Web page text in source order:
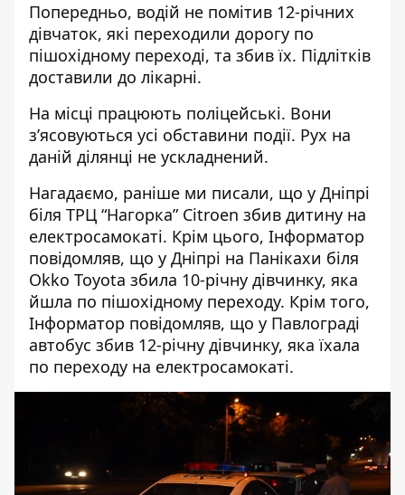
Попередньо, водій не помітив 12-річних
дівчаток, які переходили дорогу по
пішохідному переході, та збив їх. Підлітків
доставили до лікарні.
На місці працюють поліцейські. Вони
зʼясовуються усі обставини події. Рух на
даній ділянці не ускладнений.
Нагадаємо, раніше ми писали, що у Дніпрі
біля ТРЦ “Нагорка” Citroen збив дитину на
електросамокаті. Крім цього, Інформатор
повідомляв, що у Дніпрі на Панікахи біля
Okko Toyota збила 10-річну дівчинку, яка
йшла по пішохідному переходу. Крім того,
Інформатор повідомляв, що у Павлограді
автобус збив 12-річну дівчинку, яка їхала
по переходу на електросамокаті.